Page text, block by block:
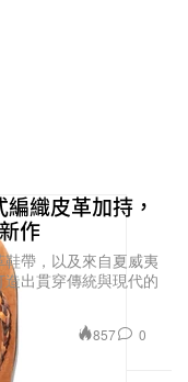
織皮革加持，
作
帶，以及來自夏威夷
出貫穿傳統與現代的
857 0